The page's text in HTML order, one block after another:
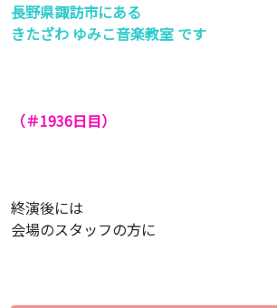
長野県諏訪市にある
きたざわ ゆみこ音楽教室 です
（＃1936日目）
終演後には
会場のスタッフの方に